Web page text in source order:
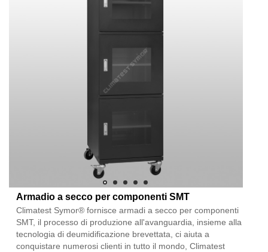
Armadio a secco per componenti SMT
Climatest Symor® fornisce armadi a secco per componenti
SMT, il processo di produzione all'avanguardia, insieme alla
tecnologia di deumidificazione brevettata, ci aiuta a
conquistare numerosi clienti in tutto il mondo, Climatest